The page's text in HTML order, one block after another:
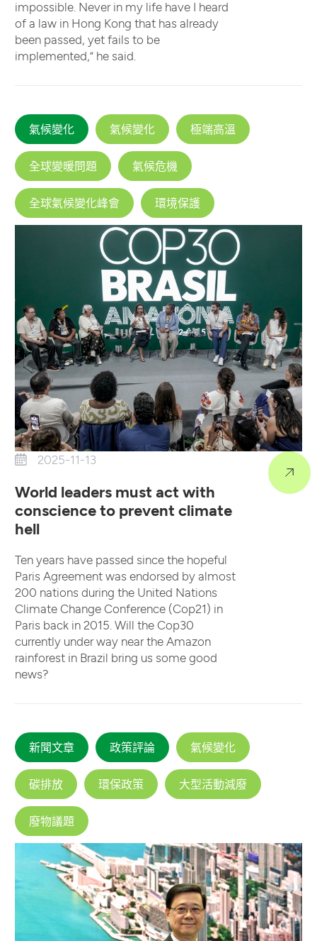
impossible. Never in my life have I heard
of a law in Hong Kong that has already
been passed, yet fails to be
implemented,” he said.
氣候變化 氣候變化 極端高溫
全球變暖問題 氣候危機
全球氣候變化峰會 環境保護
2025-11-13
World leaders must act with
conscience to prevent climate
hell
Ten years have passed since the hopeful
Paris Agreement was endorsed by almost
200 nations during the United Nations
Climate Change Conference (Cop21) in
Paris back in 2015. Will the Cop30
currently under way near the Amazon
rainforest in Brazil bring us some good
news?
新聞文章 政策評論 氣候變化
碳排放 環保政策 大型活動減廢
廢物議題